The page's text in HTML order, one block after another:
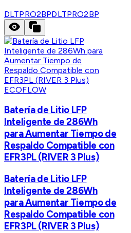
DLTPRO2BPDLTPRO2BP
ECOFLOW
Batería de Litio LFP
Inteligente de 286Wh
para Aumentar Tiempo de
Respaldo Compatible con
EFR3PL (RIVER 3 Plus)
Batería de Litio LFP
Inteligente de 286Wh
para Aumentar Tiempo de
Respaldo Compatible con
EFR3PL (RIVER 3 Plus)